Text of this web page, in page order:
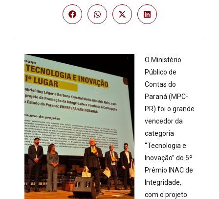
O Ministério
Público de
Contas do
Paraná (MPC-
PR) foi o grande
vencedor da
categoria
“Tecnologia e
Inovação” do 5º
Prêmio INAC de
Integridade,
com o projeto